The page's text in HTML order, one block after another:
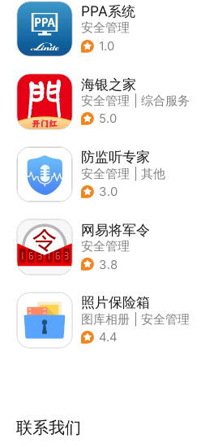
PPA系统
安全管理
1.0
海银之家
安全管理
综合服务
5.0
防监听专家
安全管理
其他
3.0
网易将军令
安全管理
3.8
照片保险箱
图库相册
安全管理
4.4
联系我们